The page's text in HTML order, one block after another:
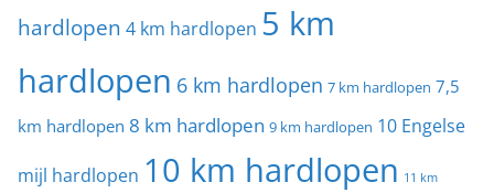
hardlopen 4 km hardlopen 5 km
hardlopen 6 km hardlopen 7 km hardlopen 7,5
km hardlopen 8 km hardlopen 9 km hardlopen 10 Engelse
mijl hardlopen 10 km hardlopen 11 km